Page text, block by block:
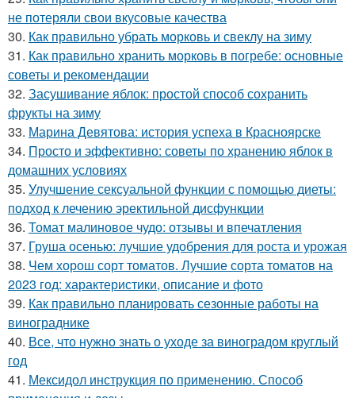
не потеряли свои вкусовые качества
30. Как правильно убрать морковь и свеклу на зиму
31. Как правильно хранить морковь в погребе: основные
советы и рекомендации
32. Засушивание яблок: простой способ сохранить
фрукты на зиму
33. Марина Девятова: история успеха в Красноярске
34. Просто и эффективно: советы по хранению яблок в
домашних условиях
35. Улучшение сексуальной функции с помощью диеты:
подход к лечению эректильной дисфункции
36. Томат малиновое чудо: отзывы и впечатления
37. Груша осенью: лучшие удобрения для роста и урожая
38. Чем хорош сорт томатов. Лучшие сорта томатов на
2023 год: характеристики, описание и фото
39. Как правильно планировать сезонные работы на
винограднике
40. Все, что нужно знать о уходе за виноградом круглый
год
41. Мексидол инструкция по применению. Способ